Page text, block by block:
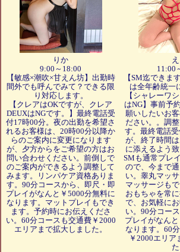
ご予約は、『電話』か『LINE』でお願い
営業用にSMS受信希望の方はご連絡くだ
但し、営業のみであり、当店からの送信の
ご予約は、上記のどちらかでお願い致
LINE IDは、【 naturalkofu 】(ID検索でNと
【電話受付】
平日と土曜(連休・祭日)8時00分～20時
日曜(連休は除く)10時00分～18時00
夜に出勤者がいる場合、出勤者の時間を掲
上記時間外の翌日予約は、LINEでお願い致
LINEは、『 naturalkofu 』 (ID検索で、N
※返信がない場合は、再度送るか電話でお願
次ページ
りか
9:00～18:00
【敏感×潮吹×甘えん坊】出勤時
間外でも呼んでみて？できる限
り対応します。
【クレアはOKですが、クレア
DEUXはNGです。】最終電話受
付17時00分。夜の出勤を希望さ
れるお客様は、20時00分以降か
らのご案内に変更になります
が、夕方からをご希望の方はお
問い合わせください。前倒しで
のご案内ができるよう調整して
みます。リンパケア資格ありま
す。90分コースから、即尺・即
プレイがなんと￥5000分無料に
なります。マットプレイもでき
ます。予約時にお伝えくださ
い。60分コースも交通費￥2000
エリアまで拡大しました。
11:00
【SM迄できま
は全年齢統一
【シャレーワ
はNG】事前予
願いしたいお
ださい。。調
す。最終電話
が、終了時間
に添えるよう
SMも通常プレ
ので、今まで
い。睾丸マッ
マッサージも
おもちゃを常
で、お気軽に
い。90分コー
プレイがなん
なります。60
￥2000エリア
た